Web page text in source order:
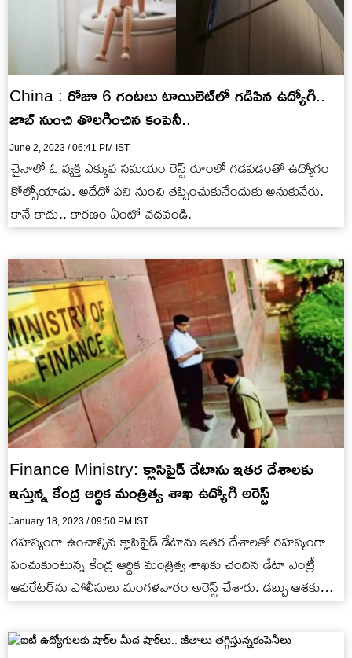
China : రోజూ 6 గంటలు టాయిలెట్‌లో గడిపిన ఉద్యోగి..
జాబ్ నుంచి తొలగించిన కంపెనీ..
June 2, 2023 / 06:41 PM IST
చైనాలో ఓ వ్యక్తి ఎక్కువ సమయం రెస్ట్ రూంలో గడపడంతో ఉద్యోగం
కోల్పోయాడు. అదేదో పని నుంచి తప్పించుకునేందుకు అనుకునేరు.
కానే కాదు.. కారణం ఏంటో చదవండి.
Finance Ministry: క్లాసిఫైడ్ డేటాను ఇతర దేశాలకు
ఇస్తున్న కేంద్ర ఆర్థిక మంత్రిత్వ శాఖ ఉద్యోగి అరెస్ట్
January 18, 2023 / 09:50 PM IST
రహస్యంగా ఉంచాల్సిన క్లాసిఫైడ్ డేటాను ఇతర దేశాలతో రహస్యంగా
పంచుకుంటున్న కేంద్ర ఆర్థిక మంత్రిత్వ శాఖకు చెందిన డేటా ఎంట్రీ
ఆపరేటర్‌ను పోలీసులు మంగళవారం అరెస్ట్ చేశారు. డబ్బు ఆశకు